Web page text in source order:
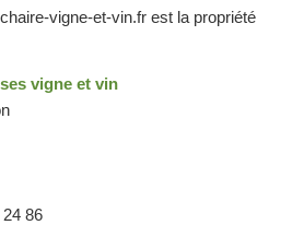
vigne-et-vin.fr est la propriété
vigne et vin
86